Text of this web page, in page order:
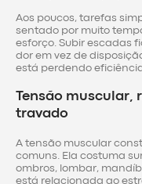
Aos poucos, tarefas
sentado por muito
esforço. Subir escadas
dor em vez de
está perdendo
Tensão muscular,
travado
A tensão muscular
comuns. Ela costuma
ombros, lombar,
está relacionada ao